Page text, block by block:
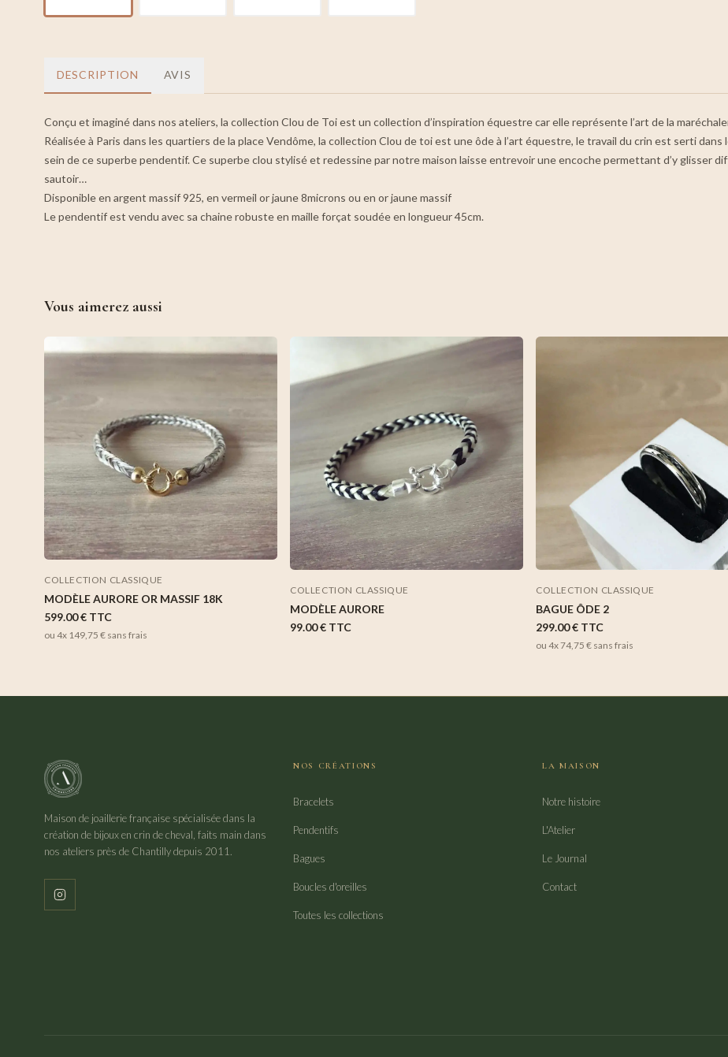
DESCRIPTION AVIS
Conçu et imaginé dans nos ateliers, la collection Clou de Toi est un collection d’inspiration équestre car elle représente l’art de la
Réalisée à Paris dans les quartiers de la place Vendôme, la collection Clou de toi est une ôde à l’art équestre, le travail du crin est serti
sein de ce superbe pendentif. Ce superbe clou stylisé et redessine par notre maison laisse entrevoir une encoche permettant d’y glisser
sautoir…
Disponible en argent massif 925, en vermeil or jaune 8microns ou en or jaune massif
Le pendentif est vendu avec sa chaine robuste en maille forçat soudée en longueur 45cm.
Vous aimerez aussi
COLLECTION CLASSIQUE
MODÈLE AURORE OR MASSIF 18K
599.00 € TTC
ou 4x 149,75 € sans frais
COLLECTION CLASSIQUE
MODÈLE AURORE
99.00 € TTC
COLLECTION CLASSIQUE
BAGUE ÔDE 2
299.00 € TTC
ou 4x74,75 € sans frais
Maison de joaillerie française spécialisée dans la
création de bijoux en crin de cheval, faits main dans
nos ateliers près de Chantilly depuis 2011.
NOS CRÉATIONS
Bracelets
Pendentifs
Bagues
Boucles d'oreilles
Toutes les collections
LA MAISON
Notre histoire
L'Atelier
Le Journal
Contact